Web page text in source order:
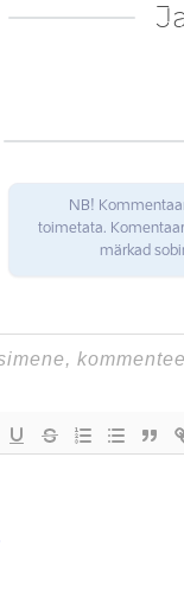
NB!
toimetata.
märkad